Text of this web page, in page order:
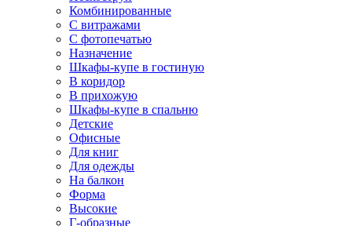
Комбинированные
С витражами
С фотопечатью
Назначение
Шкафы-купе в гостиную
В коридор
В прихожую
Шкафы-купе в спальню
Детские
Офисные
Для книг
Для одежды
На балкон
Форма
Высокие
Г-образные